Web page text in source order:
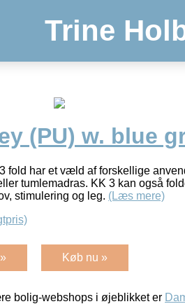
Trine
(PU) w. blue
fold har et væld af forskellige
tumlemadras. KK 3 kan også
stimulering og leg. (Læs mere)
Køb nu »
bolig-webshops i øjeblikket er